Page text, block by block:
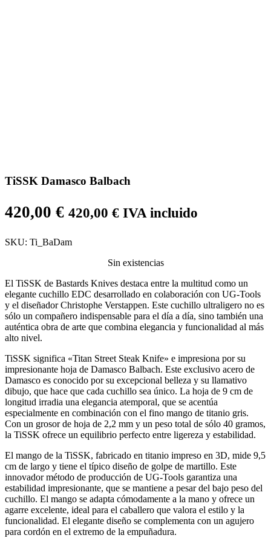
TiSSK Damasco Balbach
420,00 € 420,00 € IVA incluido
SKU: Ti_BaDam
Sin existencias
El TiSSK de Bastards Knives destaca entre la multitud como un
elegante cuchillo EDC desarrollado en colaboración con UG-Tools
y el diseñador Christophe Verstappen. Este cuchillo ultraligero no es
sólo un compañero indispensable para el día a día, sino también una
auténtica obra de arte que combina elegancia y funcionalidad al más
alto nivel.
TiSSK significa «Titan Street Steak Knife» e impresiona por su
impresionante hoja de Damasco Balbach. Este exclusivo acero de
Damasco es conocido por su excepcional belleza y su llamativo
dibujo, que hace que cada cuchillo sea único. La hoja de 9 cm de
longitud irradia una elegancia atemporal, que se acentúa
especialmente en combinación con el fino mango de titanio gris.
Con un grosor de hoja de 2,2 mm y un peso total de sólo 40 gramos,
la TiSSK ofrece un equilibrio perfecto entre ligereza y estabilidad.
El mango de la TiSSK, fabricado en titanio impreso en 3D, mide 9,5
cm de largo y tiene el típico diseño de golpe de martillo. Este
innovador método de producción de UG-Tools garantiza una
estabilidad impresionante, que se mantiene a pesar del bajo peso del
cuchillo. El mango se adapta cómodamente a la mano y ofrece un
agarre excelente, ideal para el caballero que valora el estilo y la
funcionalidad. El elegante diseño se complementa con un agujero
para cordón en el extremo de la empuñadura.